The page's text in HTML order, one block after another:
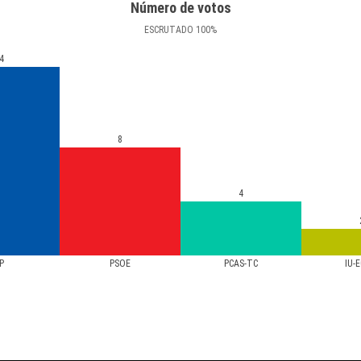
Número de votos
ESCRUTADO 100%
PSOE PCAS-TC IU-
8
4